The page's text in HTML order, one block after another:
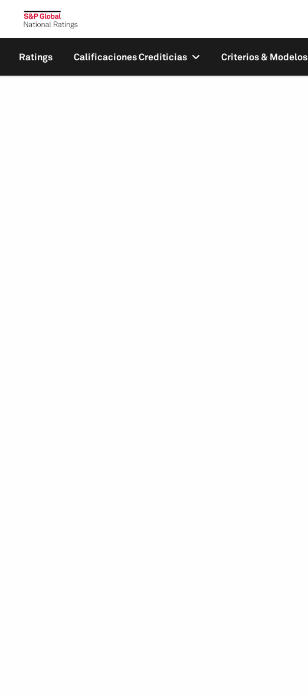
Ratings Calificaciones Crediticias Criterios & Modelos